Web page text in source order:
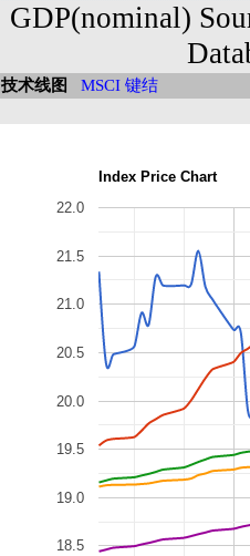
GDP(nominal)
技术线图 MSCI 键结
Index Price Chart
18.5
19.0
19.5
20.0
20.5
21.0
21.5
22.0